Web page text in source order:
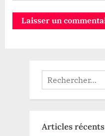
Rechercher :
Articles récents